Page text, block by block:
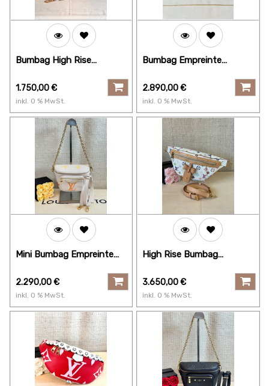
Bumbag High Rise
1.750,00€
inkl. 0 % MwSt.
Bumbag Empreinte
2.890,00€
inkl. 0 % MwSt.
Mini Bumbag Empreinte
2.290,00€
inkl. 0 % MwSt.
High Rise Bumbag
3.650,00€
inkl. 0 % MwSt.